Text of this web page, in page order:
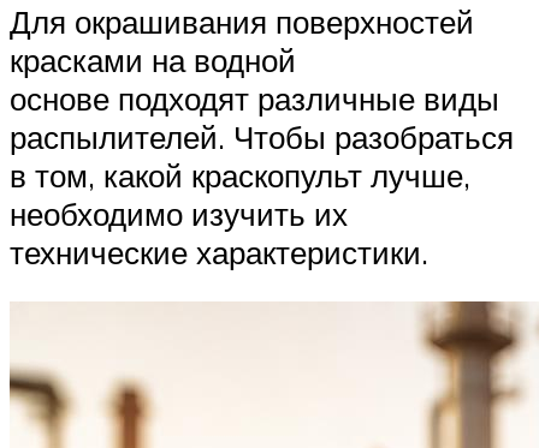
Для окрашивания поверхностей
красками на водной
основе подходят различные виды
распылителей. Чтобы разобраться
в том, какой краскопульт лучше,
необходимо изучить их
технические характеристики.